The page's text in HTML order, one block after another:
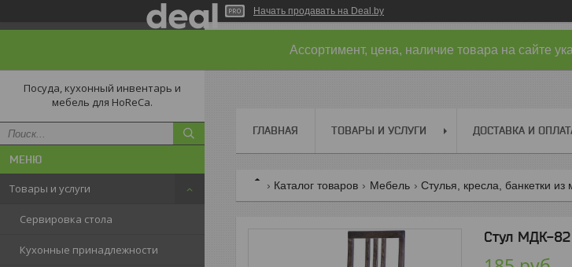
Начать продавать на Deal.by
Ассортимент, цена, наличие товара на сайте
Посуда, кухонный инвентарь и
мебель для HoReCa.
Товары и услуги
Сервировка стола
Кухонные принадлежности
ГЛАВНАЯ ТОВАРЫ И УСЛУГИ ДОСТАВКА И
Каталог товаров Мебель Стулья, кресла, банкетки из
Стул МДК-